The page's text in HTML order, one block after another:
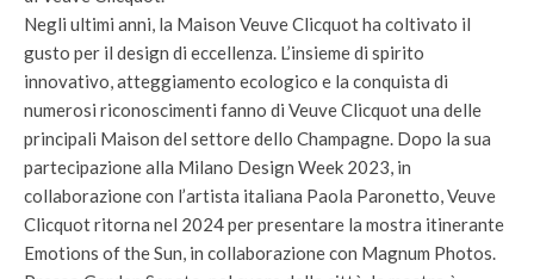
Negli ultimi anni, la Maison Veuve Clicquot ha coltivato il
gusto per il design di eccellenza. L’insieme di spirito
innovativo, atteggiamento ecologico e la conquista di
numerosi riconoscimenti fanno di Veuve Clicquot una delle
principali Maison del settore dello Champagne. Dopo la sua
partecipazione alla Milano Design Week 2023, in
collaborazione con l’artista italiana Paola Paronetto, Veuve
Clicquot ritorna nel 2024 per presentare la mostra itinerante
Emotions of the Sun, in collaborazione con Magnum Photos.